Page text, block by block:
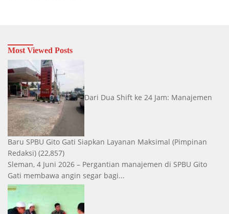
Most Viewed Posts
Dari Dua Shift ke 24 Jam: Manajemen
Baru SPBU Gito Gati Siapkan Layanan Maksimal (Pimpinan
Redaksi) (22,857)
Sleman, 4 Juni 2026 – Pergantian manajemen di SPBU Gito
Gati membawa angin segar bagi...